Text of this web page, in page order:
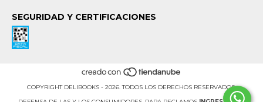
SEGURIDAD Y CERTIFICACIONES
COPYRIGHT DELIBOOKS - 2026. TODOS LOS DERECHOS RESERVADOS.